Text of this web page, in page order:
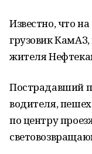
Известно, что
грузовик
жителя
Пострадавший
водителя,
по центру